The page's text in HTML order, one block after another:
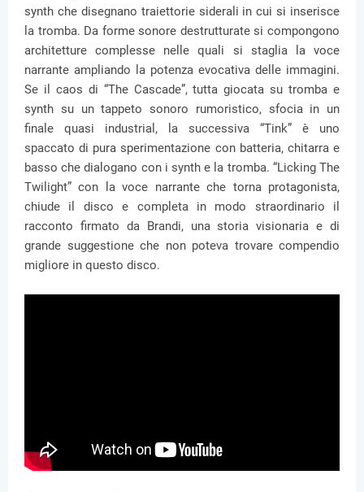
synth che disegnano traiettorie siderali in cui si inserisce
la tromba. Da forme sonore destrutturate si compongono
architetture complesse nelle quali si staglia la voce
narrante ampliando la potenza evocativa delle immagini.
Se il caos di “The Cascade”, tutta giocata su tromba e
synth su un tappeto sonoro rumoristico, sfocia in un
finale quasi industrial, la successiva “Tink” è uno
spaccato di pura sperimentazione con batteria, chitarra e
basso che dialogano con i synth e la tromba. “Licking The
Twilight” con la voce narrante che torna protagonista,
chiude il disco e completa in modo straordinario il
racconto firmato da Brandi, una storia visionaria e di
grande suggestione che non poteva trovare compendio
migliore in questo disco.